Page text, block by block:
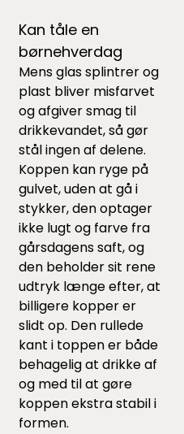
Kan tåle en
børnehverdag
Mens glas splintrer og
plast bliver misfarvet
og afgiver smag til
drikkevandet, så gør
stål ingen af delene.
Koppen kan ryge på
gulvet, uden at gå i
stykker, den optager
ikke lugt og farve fra
gårsdagens saft, og
den beholder sit rene
udtryk længe efter, at
billigere kopper er
slidt op. Den rullede
kant i toppen er både
behagelig at drikke af
og med til at gøre
koppen ekstra stabil i
formen.